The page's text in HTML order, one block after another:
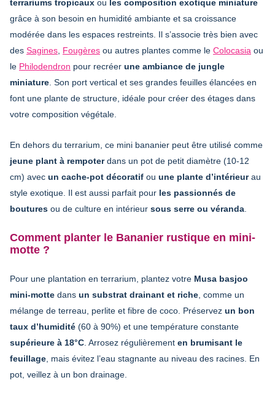
terrariums tropicaux ou les composition exotique miniature
grâce à son besoin en humidité ambiante et sa croissance
modérée dans les espaces restreints. Il s’associe très bien avec
des Sagines Fougères ou autres plantes comme le Colocasia ou
le Philodendron pour recréer une ambiance de jungle
miniature . Son port vertical et ses grandes feuilles élancées en
font une plante de structure, idéale pour créer des étages dans
votre composition végétale.
En dehors du terrarium, ce mini bananier peut être utilisé comme
jeune plant à rempoterdans un pot de petit diamètre (10-12
cm) avec un cache-pot décoratif ou une plante d’intérieurau
style exotique. Il est aussi parfait pour les passionnés de
boutures ou de culture en intérieur sous serre ou véranda
Comment planter le Bananier rustique en mini-
motte ?
Pour une plantation en terrarium, plantez votre Musa basjoo
mini-motte dans un substrat drainant et riche , comme un
mélange de terreau, perlite et fibre de coco. Préservez un bon
taux d’humidité (60 à 90%) et une température constante
supérieure à 18°C . Arrosez régulièrement en brumisant le
feuillage , mais évitez l’eau stagnante au niveau des racines. En
pot, veillez à un bon drainage.